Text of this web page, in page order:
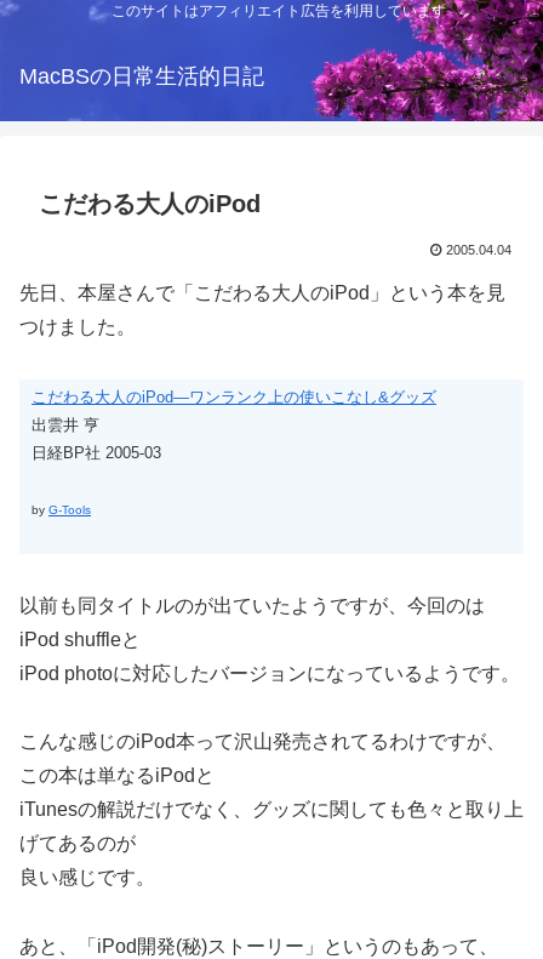
このサイトはアフィリエイト広告を利用しています
MacBSの日常生活的日記
こだわる大人のiPod
2005.04.04
先日、本屋さんで「こだわる大人のiPod」という本を見
つけました。
こだわる大人のiPod―ワンランク上の使いこなし&グッズ
出雲井 亨
日経BP社 2005-03
by G-Tools
以前も同タイトルのが出ていたようですが、今回のは
iPod shuffleと
iPod photoに対応したバージョンになっているようです。
こんな感じのiPod本って沢山発売されてるわけですが、
この本は単なるiPodと
iTunesの解説だけでなく、グッズに関しても色々と取り上
げてあるのが
良い感じです。
あと、「iPod開発(秘)ストーリー」というのもあって、